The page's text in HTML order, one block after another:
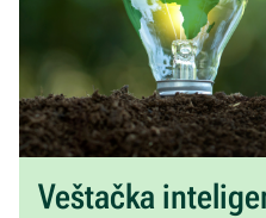
Veštačka